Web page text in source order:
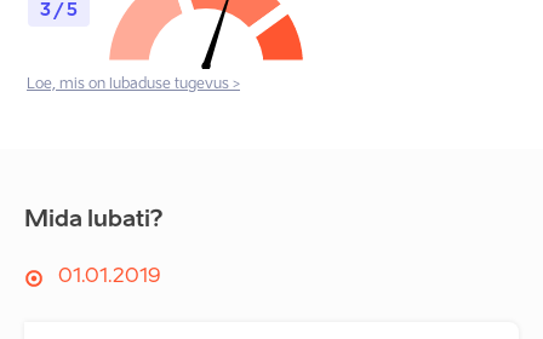
3 / 5
Loe, mis on lubaduse tugevus >
Mida lubati?
01.01.2019